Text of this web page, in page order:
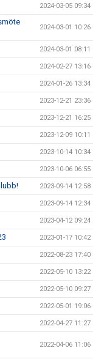
2024-03-05 09:34
2024-03-01 10:26
2024-03-01 08:11
2024-02-27 13:16
2024-01-26 13:34
2023-12-21 23:36
2023-12-21 16:25
2023-12-09 10:11
2023-10-14 10:34
2023-10-06 06:55
2023-09-14 12:58
2023-09-14 12:34
2023-04-12 09:24
2023-01-17 10:42
2022-08-23 17:40
2022-05-10 13:22
2022-05-10 09:27
2022-05-01 19:06
2022-04-27 11:27
2022-04-06 11:06